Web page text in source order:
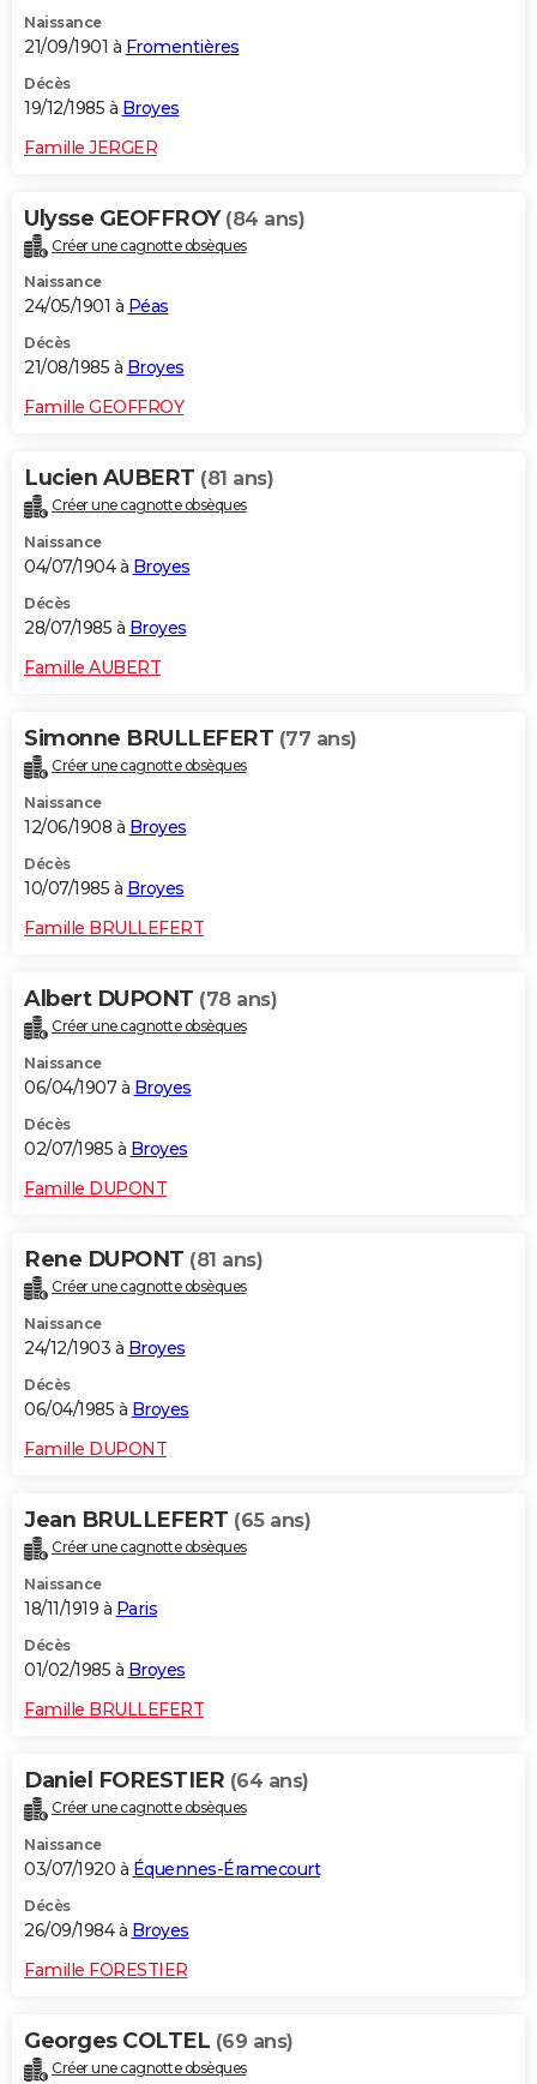
Naissance
21/09/1901 à Fromentières
Décès
19/12/1985 à Broyes
Famille JERGER
Ulysse GEOFFROY (84 ans)
Créer une cagnotte obsèques
Naissance
24/05/1901 à Péas
Décès
21/08/1985 à Broyes
Famille GEOFFROY
Lucien AUBERT (81 ans)
Créer une cagnotte obsèques
Naissance
04/07/1904 à Broyes
Décès
28/07/1985 à Broyes
Famille AUBERT
Simonne BRULLEFERT (77 ans)
Créer une cagnotte obsèques
Naissance
12/06/1908 à Broyes
Décès
10/07/1985 à Broyes
Famille BRULLEFERT
Albert DUPONT (78 ans)
Créer une cagnotte obsèques
Naissance
06/04/1907 à Broyes
Décès
02/07/1985 à Broyes
Famille DUPONT
Rene DUPONT (81 ans)
Créer une cagnotte obsèques
Naissance
24/12/1903 à Broyes
Décès
06/04/1985 à Broyes
Famille DUPONT
Jean BRULLEFERT (65 ans)
Créer une cagnotte obsèques
Naissance
18/11/1919 à Paris
Décès
01/02/1985 à Broyes
Famille BRULLEFERT
Daniel FORESTIER (64 ans)
Créer une cagnotte obsèques
Naissance
03/07/1920 à Équennes-Éramecourt
Décès
26/09/1984 à Broyes
Famille FORESTIER
Georges COLTEL (69 ans)
Créer une cagnotte obsèques